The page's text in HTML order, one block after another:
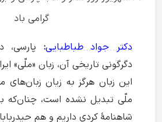
گرامی باد
دکتر جواد طباطبایی: پارسی،
دگرگونی تاریخی آن، زبان «ملّی»
این زبان هرگز به زیان زبان‌های
ملّی تبدیل نشده است، چنان‌که
شاهنامۀ کردی داریم و هم